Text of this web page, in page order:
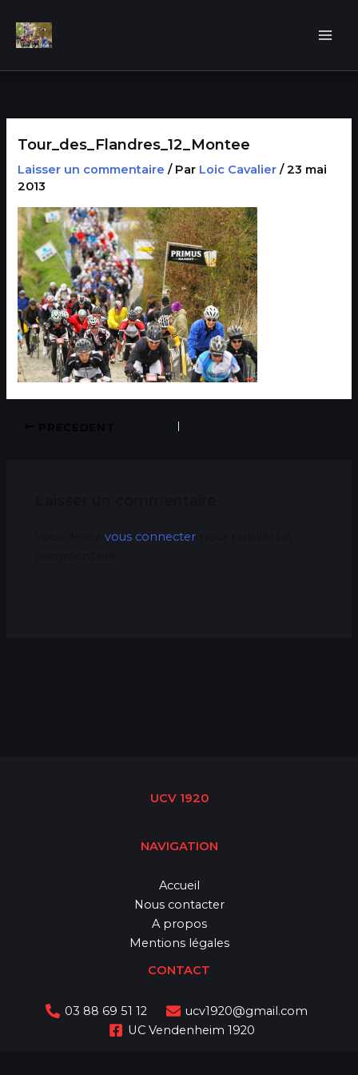
contenu
Tour_des_Flandres_12_Montee
Laisser un commentaire / Par Loic Cavalier/23 mai
2013
Vous devezvous connecter
UCV 1920
NAVIGATION
Accueil
Nous contacter
A propos
Mentions légales
CONTACT
03 88 69 51 12
ucv1920@gmail.com
UC Vendenheim 1920